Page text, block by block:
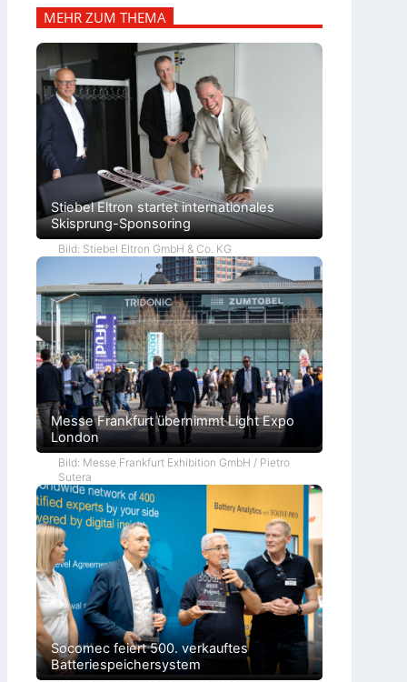
MEHR ZUM THEMA
Stiebel Eltron startet internationales
Skisprung-Sponsoring
Bild: Stiebel Eltron GmbH & Co. KG
Messe Frankfurt übernimmt Light Expo
London
Bild: Messe Frankfurt Exhibition GmbH / Pietro
Sutera
Socomec feiert 500. verkauftes
Batteriespeichersystem